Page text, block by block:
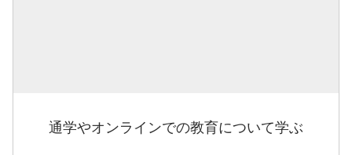
通学やオンラインでの教育について学ぶ